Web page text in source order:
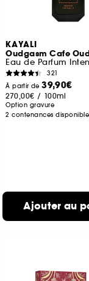
KAYALI
Oudgasm Cafe
Eau de Parfum
321
À partir de39,90€
270,00€ / 100ml
Option gravure
2 contenances
Ajouter au